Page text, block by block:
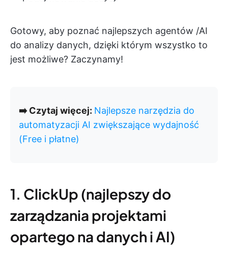
Gotowy, aby poznać najlepszych agentów /AI
do analizy danych, dzięki którym wszystko to
jest możliwe? Zaczynamy!
➡️ Czytaj więcej: Najlepsze narzędzia do
automatyzacji AI zwiększające wydajność
(Free i płatne)
1. ClickUp (najlepszy do
zarządzania projektami
opartego na danych i AI)